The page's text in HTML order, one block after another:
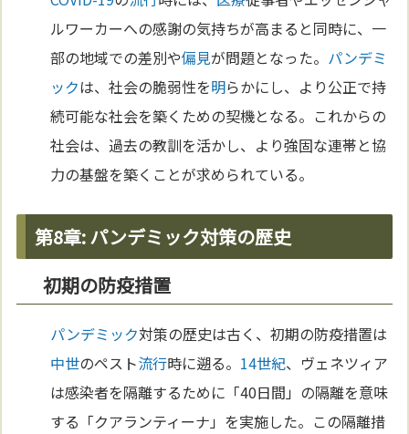
ルワーカーへの感謝の気持ちが高まると同時に、一
部の地域での差別や偏見が問題となった。 パンデミ
ックは、社会の脆弱性を明らかにし、より公正で持
続可能な社会を築くための契機となる。これからの
社会は、過去の教訓を活かし、より強固な連帯と協
力の基盤を築くことが求められている。
第8章: パンデミック対策の歴史
初期の防疫措置
パンデミック対策の歴史は古く、初期の防疫措置は
中世のペスト流行時に遡る。 14世紀、ヴェネツィア
は感染者を隔離するために「40日間」の隔離を意味
する「クアランティーナ」を実施した。この隔離措